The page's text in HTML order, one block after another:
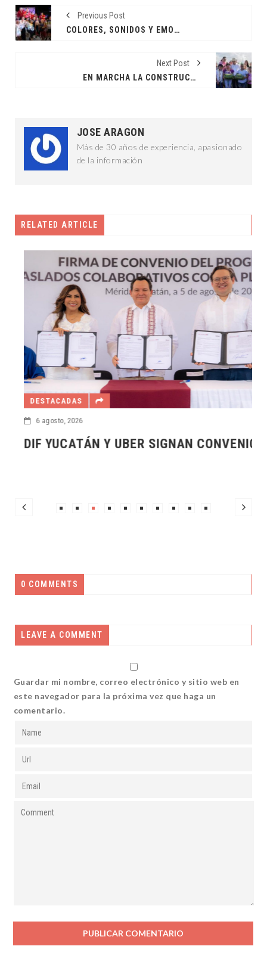
Previous Post
COLORES, SONIDOS Y EMOCIONES EN LA VISPERA DE LA NOCHE BLANCA
Next Post
EN MARCHA LA CONSTRUCCIÓN DE MÁS CAMINOS SACACOSECHAS
JOSE ARAGON
Más de 30 años de experiencia, apasionado
de la información
RELATED ARTICLE
DESTACADAS
6 agosto, 2026
DIF YUCATÁN Y UBER SIGNAN CONVENIO
0 COMMENTS
LEAVE A COMMENT
Guardar mi nombre, correo electrónico y sitio web en
este navegador para la próxima vez que haga un
comentario.